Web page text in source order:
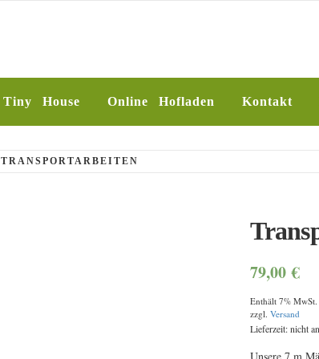
Tiny House Online Hofladen Kontakt
TRANSPORTARBEITEN
79,00€
Enthält 7%
zzgl. Versand
Lieferzeit: nicht